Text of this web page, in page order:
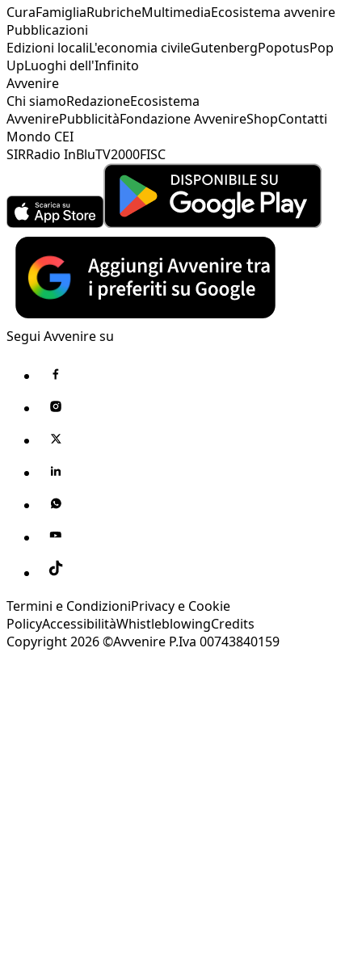
CuraFamigliaRubricheMultimediaEcosistema avvenire
Pubblicazioni
Edizioni localiL'economia civileGutenbergPopotusPop
UpLuoghi dell'Infinito
Avvenire
Chi siamoRedazioneEcosistema
AvvenirePubblicitàFondazione AvvenireShopContatti
Mondo CEI
SIRRadio InBluTV2000FISC
Segui Avvenire su
Termini e CondizioniPrivacy e Cookie
PolicyAccessibilitàWhistleblowingCredits
Copyright 2026 ©Avvenire P.Iva 00743840159